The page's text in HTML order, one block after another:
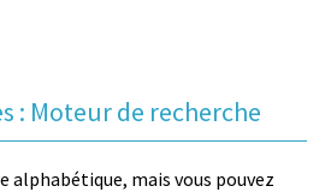
: Moteur de recherche
alphabétique, mais vous pouvez